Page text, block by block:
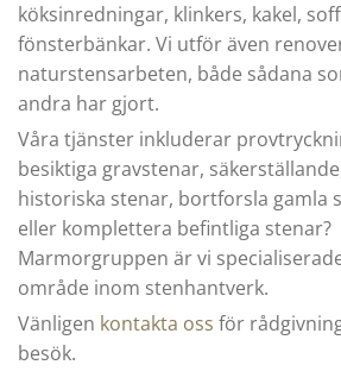
köksinredningar, klinkers, kakel,
fönsterbänkar. Vi utför även
naturstensarbeten, både sådana
andra har gjort.
Våra tjänster inkluderar
besiktiga gravstenar,
historiska stenar, bortforsla gamla
eller komplettera befintliga stenar?
Marmorgruppen är vi
område inom stenhantverk.
Vänligen kontakta oss för
besök.